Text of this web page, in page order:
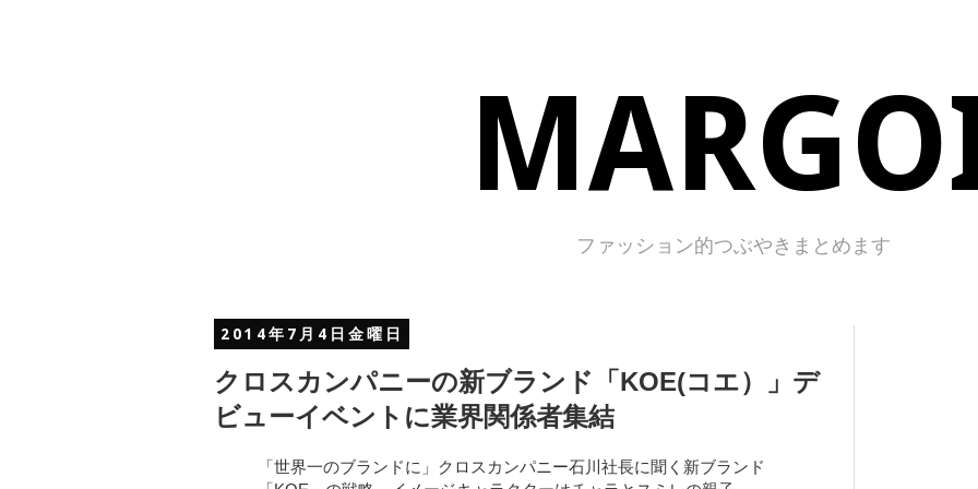
ファッション的つぶやきまとめます
2014年7月4日金曜日
クロスカンパニーの新ブランド「KOE(コエ）」デ
ビューイベントに業界関係者集結
「世界一のブランドに」クロスカンパニー石川社長に聞く新ブランド